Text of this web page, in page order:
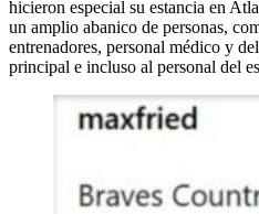
hicieron especial su estancia en
un amplio abanico de personas,
entrenadores, personal médico y
principal e incluso al personal del